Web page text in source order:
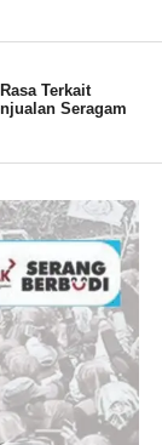
3jt perbulan.”
reaksi dari
PT. PGP
berlaku selama
Tapi, PT.
steel
diperoleh
media. (Feri)
Terkait
Seragam